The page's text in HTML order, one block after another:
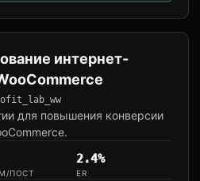
интернет-
для повышения конверсии
ПОСТ
2.4%
ER